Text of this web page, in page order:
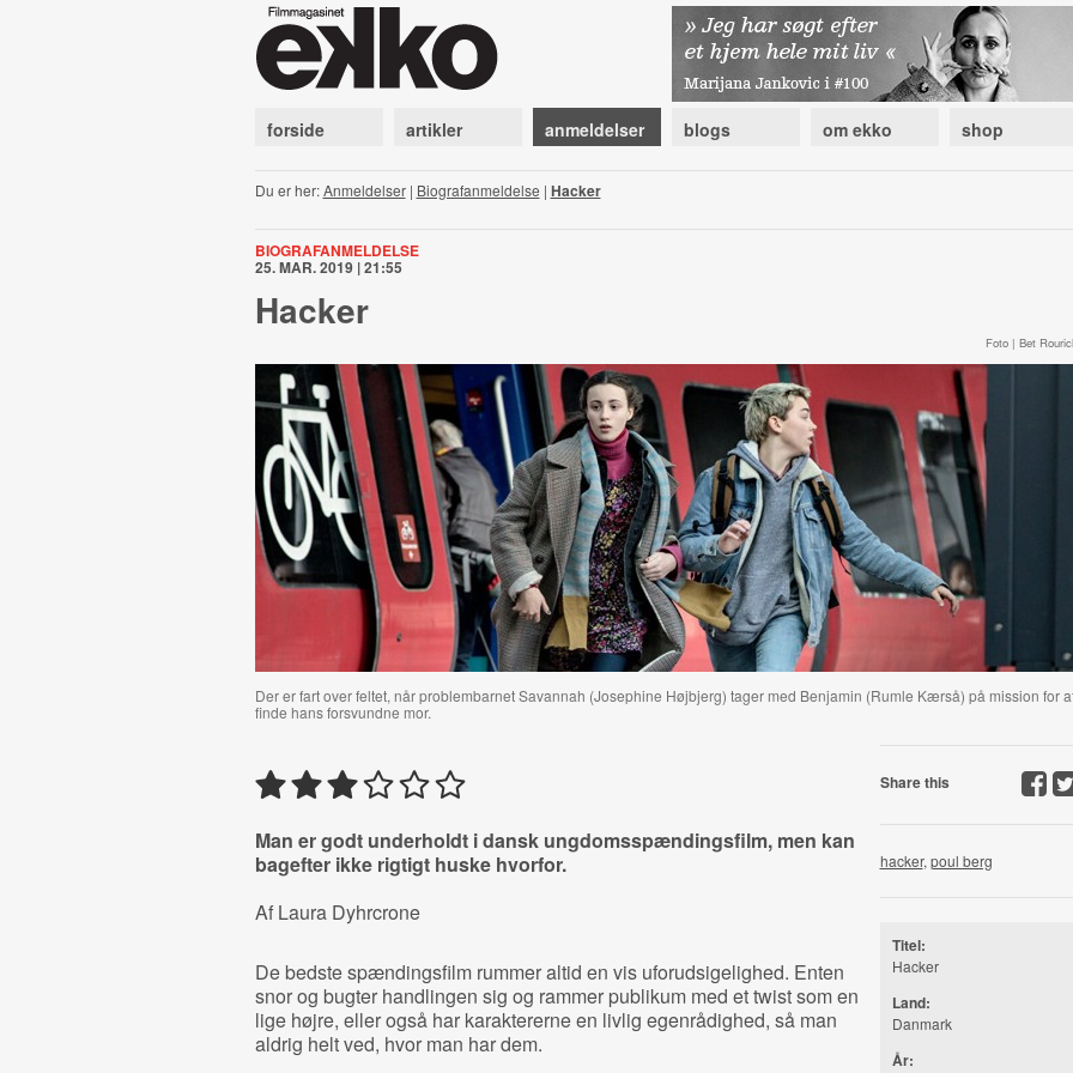
forside artikler anmeldelser blogs om ekko shop
Du er her:Anmeldelser| Biografanmeldelse | Hacker
BIOGRAFANMELDELSE
25. MAR. 2019 | 21:55
Hacker
Foto | Bet
Der er fart over feltet, når problembarnet Savannah (Josephine Højbjerg) tager med Benjamin (Rumle Kærså) på mission for
finde hans forsvundne mor.
Man er godt underholdt i dansk ungdomsspændingsfilm, men kan
bagefter ikke rigtigt huske hvorfor.
Af Laura Dyhrcrone
De bedste spændingsfilm rummer altid en vis uforudsigelighed. Enten
snor og bugter handlingen sig og rammer publikum med et twist som en
lige højre, eller også har karaktererne en livlig egenrådighed, så man
aldrig helt ved, hvor man har dem.
Share this
hacker, poul berg
Titel:
Hacker
Land:
Danmark
År: